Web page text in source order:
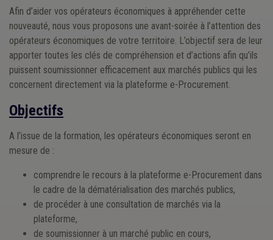
Afin d’aider vos opérateurs économiques à appréhender cette
nouveauté, nous vous proposons une avant-soirée à l’attention des
opérateurs économiques de votre territoire. L’objectif sera de leur
apporter toutes les clés de compréhension et d’actions afin qu’ils
puissent soumissionner efficacement aux marchés publics qui les
concernent directement via la plateforme e-Procurement.
Objectifs
A l’issue de la formation, les opérateurs économiques seront en
mesure de :
comprendre le recours à la plateforme e-Procurement dans
le cadre de la dématérialisation des marchés publics,
de procéder à une consultation de marchés via la
plateforme,
de soumissionner à un marché public en cours,